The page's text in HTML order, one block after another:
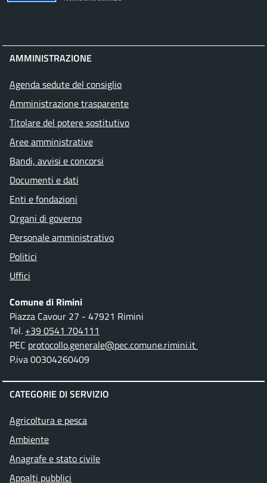
AMMINISTRAZIONE
Agenda sedute del consiglio
Amministrazione trasparente
Titolare del potere sostitutivo
Aree amministrative
Bandi, avvisi e concorsi
Documenti e dati
Enti e fondazioni
Organi di governo
Personale amministrativo
Politici
Uffici
Comune di Rimini
Piazza Cavour 27 - 47921 Rimini
Tel. +39 0541 704111
PEC protocollo.generale@pec.comune.rimini.it
P.iva 00304260409
CATEGORIE DI SERVIZIO
Agricoltura e pesca
Ambiente
Anagrafe e stato civile
Appalti pubblici